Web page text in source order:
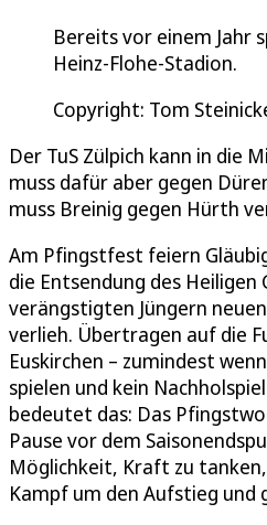
Bereits vor einem Jahr
Heinz-Flohe-Stadion.
Copyright: Tom
Der TuS Zülpich kann in die
muss dafür aber gegen
muss Breinig gegen Hürth
Am Pfingstfest feiern
die Entsendung des Heiligen
verängstigten Jüngern
verlieh. Übertragen auf die
Euskirchen – zumindest
spielen und kein
bedeutet das: Das
Pause vor dem
Möglichkeit, Kraft zu
Kampf um den Aufstieg und